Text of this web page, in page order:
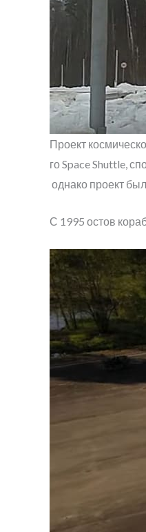
Проект
го Space Shuttle,
однако проект
С 1995 остов